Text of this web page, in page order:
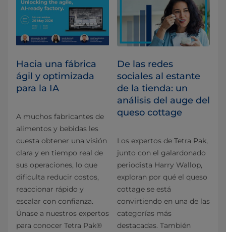
Hacia una fábrica
ágil y optimizada
para la IA
A muchos fabricantes de
alimentos y bebidas les
cuesta obtener una visión
clara y en tiempo real de
sus operaciones, lo que
dificulta reducir costos,
reaccionar rápido y
escalar con confianza.
Únase a nuestros expertos
para conocer Tetra Pak®
De las redes
sociales al estante
de la tienda: un
análisis del auge del
queso cottage
Los expertos de Tetra Pak,
junto con el galardonado
periodista Harry Wallop,
exploran por qué el queso
cottage se está
convirtiendo en una de las
categorías más
destacadas. También